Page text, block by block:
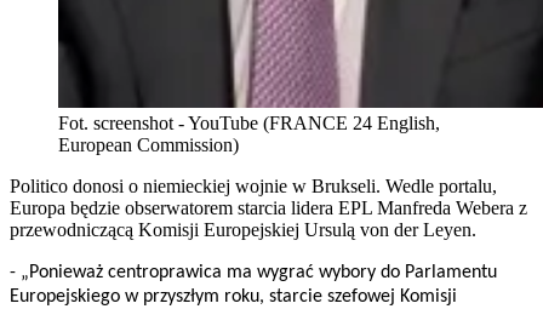
Fot. screenshot - YouTube (FRANCE 24 English,
European Commission)
Politico donosi o niemieckiej wojnie w Brukseli. Wedle portalu,
Europa będzie obserwatorem starcia lidera EPL Manfreda Webera z
przewodniczącą Komisji Europejskiej Ursulą von der Leyen.
- „Ponieważ centroprawica ma wygrać wybory do Parlamentu
Europejskiego w przyszłym roku, starcie szefowej Komisji